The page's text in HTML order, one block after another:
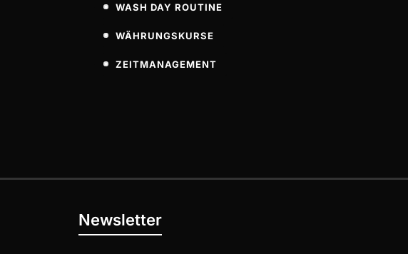
WASH DAY ROUTINE
WÄHRUNGSKURSE
ZEITMANAGEMENT
Newsletter